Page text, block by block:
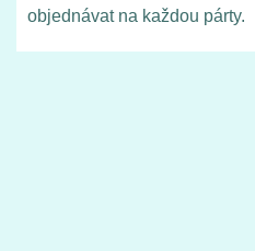
objednávat na každou párty.